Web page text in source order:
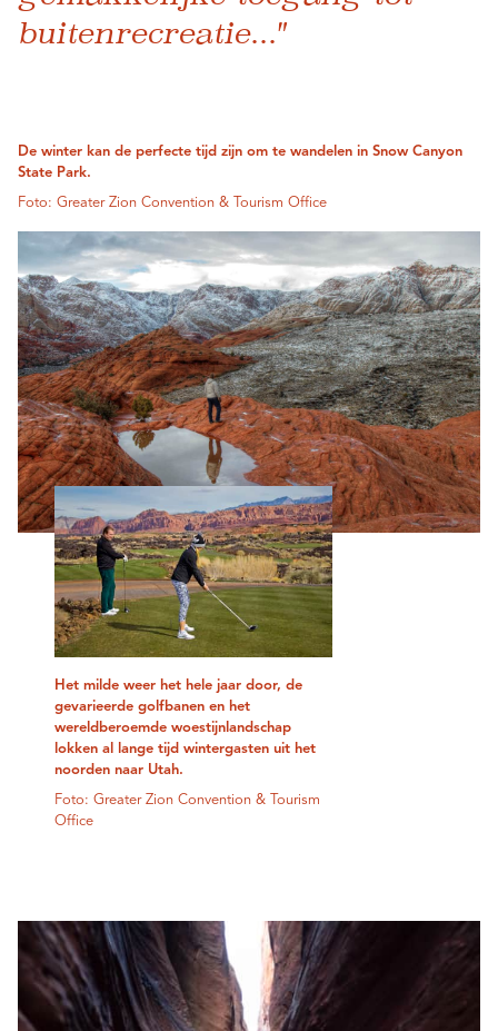
buitenrecreatie..."
Het milde weer het hele jaar door, de
gevarieerde golfbanen en het
wereldberoemde woestijnlandschap
lokken al lange tijd wintergasten uit het
noorden naar Utah.
Foto: Greater Zion Convention & Tourism
Office
De winter kan de perfecte tijd zijn om te wandelen in Snow Canyon
State Park.
Foto: Greater Zion Convention & Tourism Office